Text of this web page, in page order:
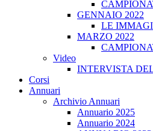
GENNAIO 2022
LE
MARZO 2022
Video
INTERVISTA
Corsi
Annuari
Archivio Annuari
Annuario 2025
Annuario 2024